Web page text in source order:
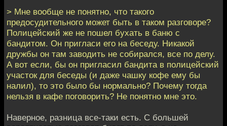
> Мне вообще не понятно, что такого
предосудительного может быть в таком разговоре?
Полицейский же не пошел бухать в баню с
бандитом. Он пригласи его на беседу. Никакой
дружбы он там заводить не собирался, все по делу.
А вот если, бы он пригласил бандита в полицейский
участок для беседы (и даже чашку кофе ему бы
налил), то это было бы нормально? Почему тогда
нельзя в кафе поговорить? Не понятно мне это.
Наверное, разница все-таки есть. С большей